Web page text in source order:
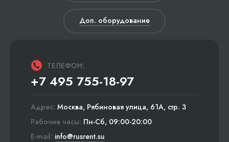
Доп. оборудование
ТЕЛЕФОН:
+7 495 755-18-97
Адрес: Москва, Рябиновая улица, 61А, стр. 3
Рабочие часы: Пн-Сб, 09:00-20:00
E-mail: info@rusrent.su